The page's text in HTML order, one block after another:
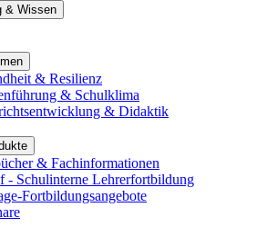
& Wissen
& Resilienz
& Schulklima
& Didaktik
& Fachinformationen
- Schulinterne Lehrerfortbildung
Fortbildungsangebote